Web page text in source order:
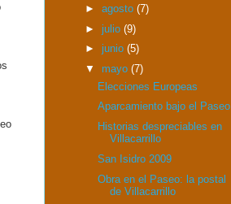
► agosto (7)
► julio (9)
► junio (5)
▼ mayo (7)
Elecciones Europeas
Aparcamiento bajo el Paseo
Historias despreciables en
Villacarrillo
San Isidro 2009
Obra en el Paseo: la postal
de Villacarrillo